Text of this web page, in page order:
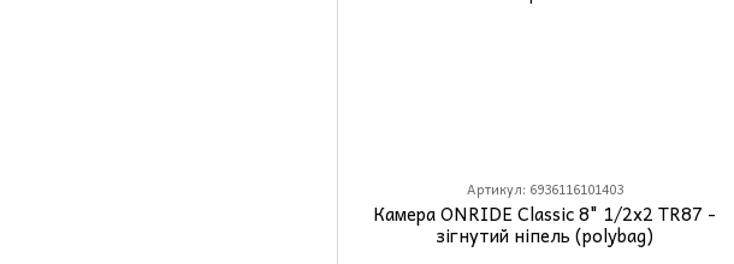
Артикул: 6936116101403
Камера ONRIDE Classic 8" 1/2х2 TR87 -
зігнутий ніпель (polybag)